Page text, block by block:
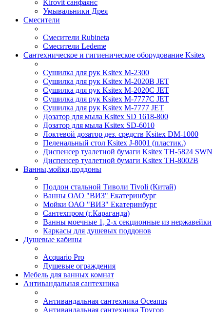
Kirovit санфаянс
Умывальники Дрея
Смесители
Смесители Rubineta
Смесители Ledeme
Сантехническое и гигиеническое оборудование Ksitex
Сушилка для рук Ksitex M-2300
Сушилка для рук Ksitex M-2020B JET
Сушилка для рук Ksitex M-2020C JET
Сушилка для рук Ksitex M-7777C JET
Сушилка для рук Ksitex M-7777 JET
Дозатор для мыла Ksitex SD 1618-800
Дозатор для мыла Ksitex SD-6010
Локтевой дозатор дез. средств Ksitex DM-1000
Пеленальный стол Ksitex J-8001 (пластик.)
Диспенсер туалетной бумаги Ksitex TH-5824 SWN
Диспенсер туалетной бумаги Ksitex TH-8002B
Ванны,мойки,поддоны
Поддон стальной Тиволи Tivoli (Китай)
Ванны ОАО "ВИЗ" Екатеринбург
Мойки ОАО "ВИЗ" Екатеринбург
Сантехпром (г.Караганда)
Ванны моечные 1, 2-х секционные из нержавейки
Каркасы для душевых поддонов
Душевые кабины
Acquario Pro
Душевые ограждения
Мебель для ванных комнат
Антивандальная сантехника
Антивандальная сантехника Oceanus
Антивандальная сантехника Тругор